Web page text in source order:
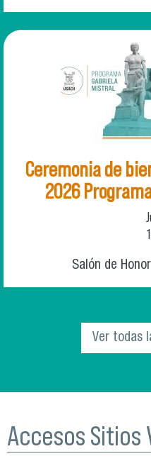
Ceremonia de
2026
Salón de
Ver todas
Accesos Sitios